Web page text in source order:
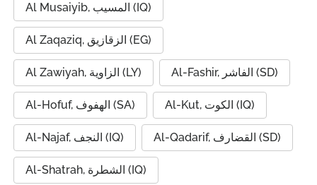
Al Musaiyib, المسيب (IQ)
Al Zaqaziq, الزقازيق (EG)
Al Zawiyah, الزاوية (LY) Al-Fashir, الفاشر (SD)
Al-Hofuf, الهفوف (SA) Al-Kut, الكوت (IQ)
Al-Najaf, النجف (IQ) Al-Qadarif, القضارف (SD)
Al-Shatrah, الشطرة (IQ)